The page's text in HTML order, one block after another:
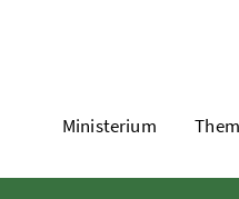
Ministerium